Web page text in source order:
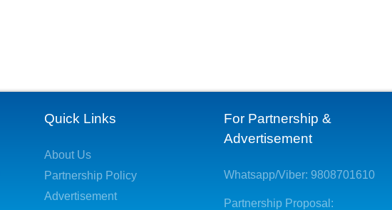
Quick Links
About Us
Partnership Policy
Advertisement
For Partnership &
Advertisement
Whatsapp/Viber: 9808701610
Partnership Proposal: